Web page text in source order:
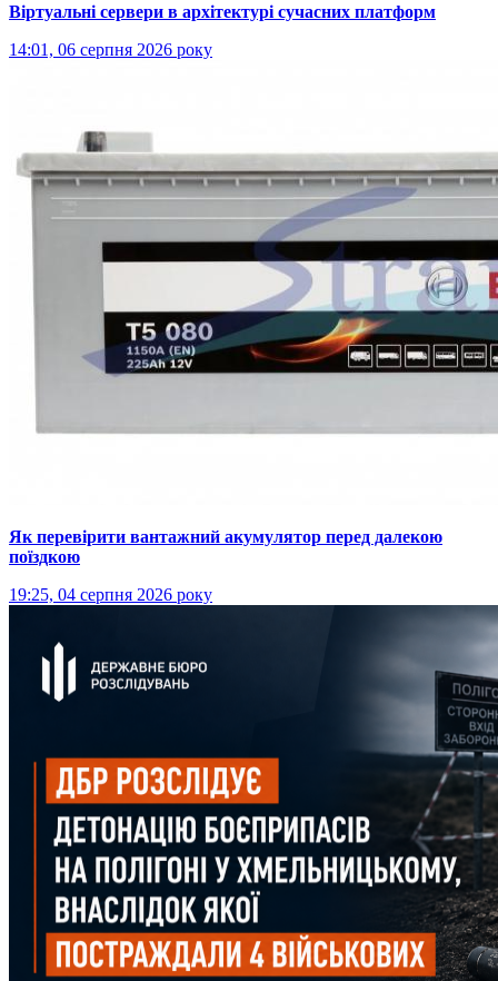
Віртуальні сервери в архітектурі сучасних платформ
14:01, 06 серпня 2026 року
Як перевірити вантажний акумулятор перед далекою
поїздкою
19:25, 04 серпня 2026 року